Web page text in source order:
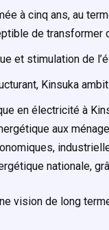
à cinq ans, au
de transformer
et stimulation de
Kinsuka
en électricité à
aux
nationale,
vision de long